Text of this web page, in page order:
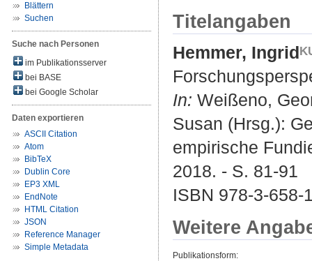
Blättern
Suchen
Suche nach Personen
im Publikationsserver
bei BASE
bei Google Scholar
Daten exportieren
ASCII Citation
Atom
BibTeX
Dublin Core
EP3 XML
EndNote
HTML Citation
JSON
Reference Manager
Simple Metadata
Titelangaben
Hemmer, Ingrid
In: Weißeno,
Susan (Hrsg.):
empirische
2018. - S. 81-91
ISBN 978-3-658-
Weitere
Publikationsform: